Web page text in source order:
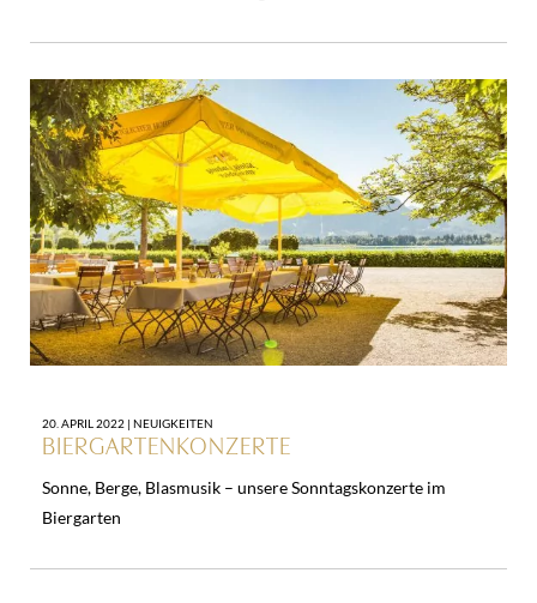
20. APRIL 2022 | NEUIGKEITEN
BIERGARTENKONZERTE
Sonne, Berge, Blasmusik – unsere Sonntagskonzerte im
Biergarten